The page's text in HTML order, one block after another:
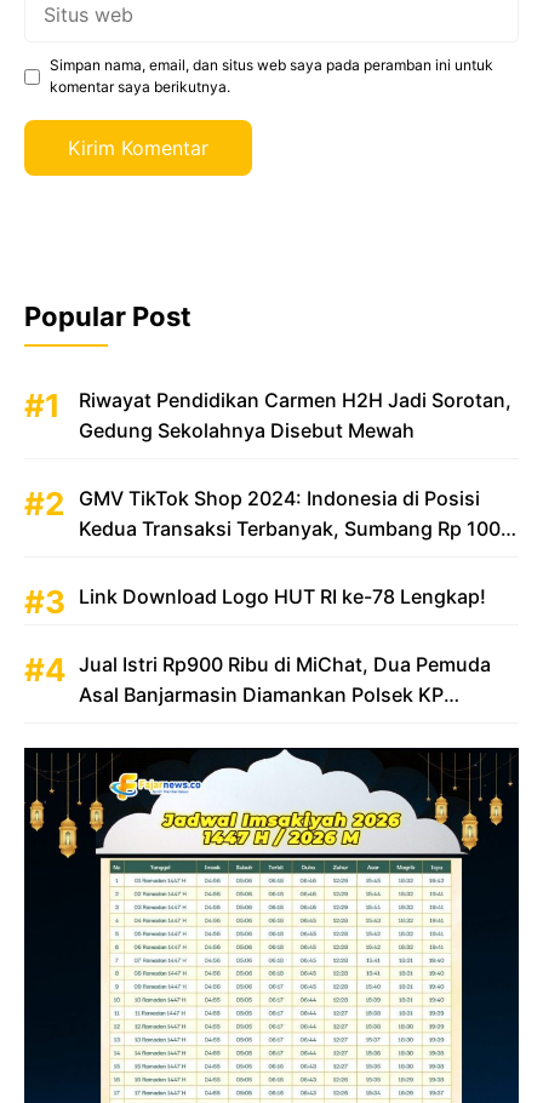
Simpan nama, email, dan situs web saya pada peramban ini untuk
komentar saya berikutnya.
Popular Post
Riwayat Pendidikan Carmen H2H Jadi Sorotan,
Gedung Sekolahnya Disebut Mewah
GMV TikTok Shop 2024: Indonesia di Posisi
Kedua Transaksi Terbanyak, Sumbang Rp 100
Link Download Logo HUT RI ke-78 Lengkap!
Jual Istri Rp900 Ribu di MiChat, Dua Pemuda
Asal Banjarmasin Diamankan Polsek KP